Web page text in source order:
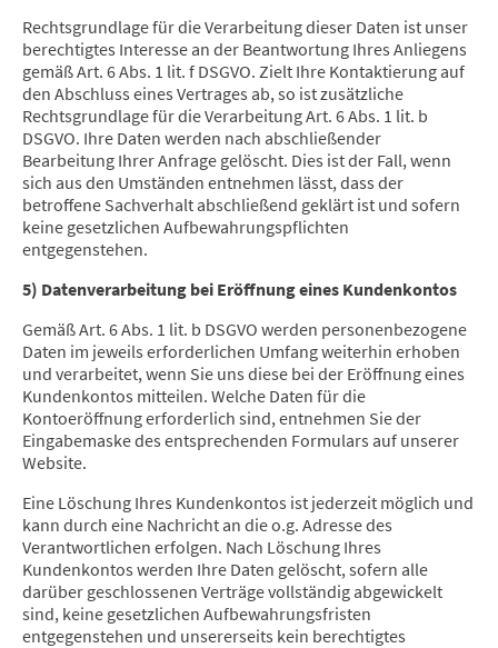
Rechtsgrundlage für die Verarbeitung dieser Daten ist unser
berechtigtes Interesse an der Beantwortung Ihres Anliegens
gemäß Art. 6 Abs. 1 lit. f DSGVO. Zielt Ihre Kontaktierung auf
den Abschluss eines Vertrages ab, so ist zusätzliche
Rechtsgrundlage für die Verarbeitung Art. 6 Abs. 1 lit. b
DSGVO. Ihre Daten werden nach abschließender
Bearbeitung Ihrer Anfrage gelöscht. Dies ist der Fall, wenn
sich aus den Umständen entnehmen lässt, dass der
betroffene Sachverhalt abschließend geklärt ist und sofern
keine gesetzlichen Aufbewahrungspflichten
entgegenstehen.
5) Datenverarbeitung bei Eröffnung eines Kundenkontos
Gemäß Art. 6 Abs. 1 lit. b DSGVO werden personenbezogene
Daten im jeweils erforderlichen Umfang weiterhin erhoben
und verarbeitet, wenn Sie uns diese bei der Eröffnung eines
Kundenkontos mitteilen. Welche Daten für die
Kontoeröffnung erforderlich sind, entnehmen Sie der
Eingabemaske des entsprechenden Formulars auf unserer
Website.
Eine Löschung Ihres Kundenkontos ist jederzeit möglich und
kann durch eine Nachricht an die o.g. Adresse des
Verantwortlichen erfolgen. Nach Löschung Ihres
Kundenkontos werden Ihre Daten gelöscht, sofern alle
darüber geschlossenen Verträge vollständig abgewickelt
sind, keine gesetzlichen Aufbewahrungsfristen
entgegenstehen und unsererseits kein berechtigtes